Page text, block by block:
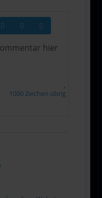
1000Zeichen übrig